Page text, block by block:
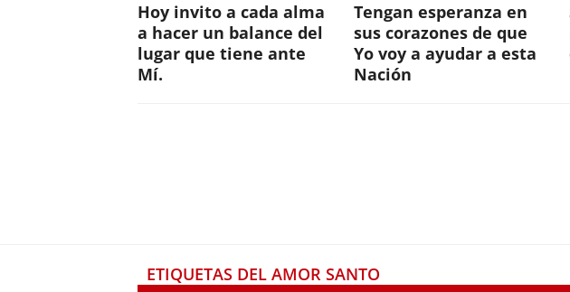
Hoy invito a cada alma
a hacer un balance del
lugar que tiene ante
Mí.
Tengan esperanza en
sus corazones de que
Yo voy a ayudar a esta
Nación
ETIQUETAS DEL AMOR SANTO